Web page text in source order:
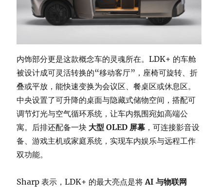
内饰部分更是这款概念车的灵魂所在。LDK+ 的车舱
被设计成可灵活转换的“移动客厅”，座椅可旋转、折
叠或平放，能快速变换为会议区、餐桌区或休息区。
中央设置了可升降的桌面与隐藏式储物空间，搭配可
调节灯光与空气循环系统，让车内氛围宛如高端公
寓。后排还配备一块 大型 OLED 屏幕 ，可连接影音设
备、游戏主机或家庭系统，实现车内娱乐与远程工作
双功能。
Sharp 表示，LDK+ 的最大亮点是将AI 与物联网